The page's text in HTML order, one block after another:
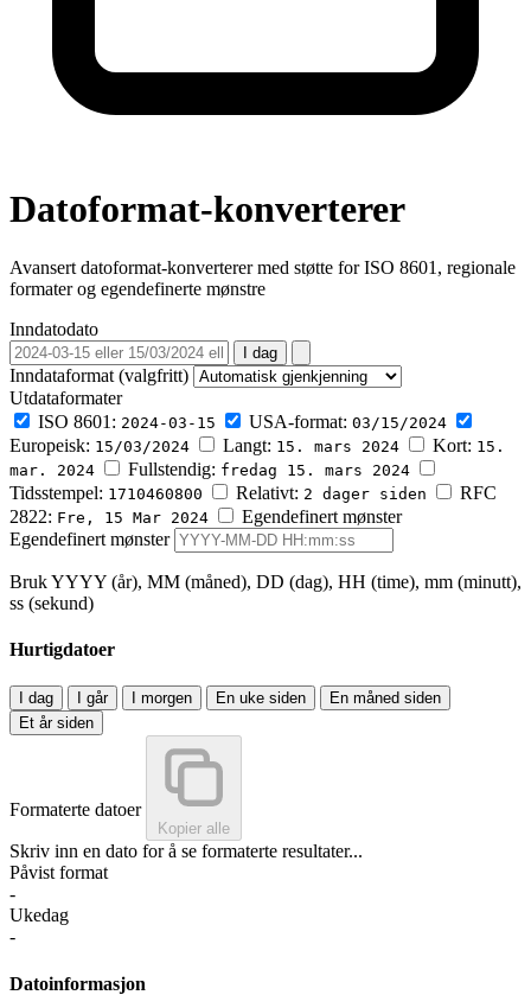
Datoformat-konverterer
Avansert datoformat-konverterer med støtte for ISO 8601, regionale
formater og egendefinerte mønstre
Inndatodato
I dag
Inndataformat (valgfritt)
Utdataformater
ISO 8601: 2024-03-15 USA-format: 03/15/2024
Europeisk: 15/03/2024 Langt: 15. mars 2024 Kort: 15.
mar. 2024
Fullstendig: fredag 15. mars 2024
Tidsstempel: 1710460800 Relativt: 2 dager siden
RFC
2822: Fre, 15 Mar 2024
Egendefinert mønster
Egendefinert mønster
Bruk YYYY (år), MM (måned), DD (dag), HH (time), mm (minutt),
ss (sekund)
Hurtigdatoer
I dag I går I morgen En uke siden
En måned siden
Et år siden
Formaterte datoer
Kopier alle
Skriv inn en dato for å se formaterte resultater...
Påvist format
-
Ukedag
-
Datoinformasjon